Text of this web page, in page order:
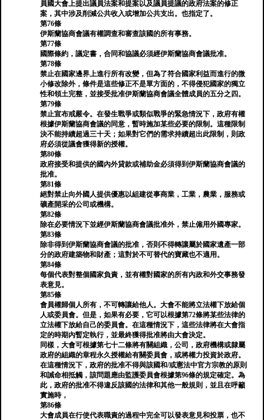
員國大會上提出議員法案和提案以及議員提議的政府法案的修正
案，其中涉及削減公共收入或增加公共支出。也指定了。
第76條
伊斯蘭協商會議有權調查和審查該國的所有事務。
第77條
國際條約，議定書，合同和協議必須經伊斯蘭協商會議批准。
第78條
禁止在國家邊界上進行所有改變，但為了符合國家利益而進行的微
小修改除外，條件是這些修正不是單方面的，不得侵犯國家的獨立
性和領土完整，並接受批准伊斯蘭協商會議全體成員的五分之四。
第79條
禁止宣布戒嚴令。在發生戰爭或類似戰爭的緊急情況下，政府有權
根據伊斯蘭協商會議的同意，暫時施加某些必要的限制。這種限制
決不能持續超過三十天；如果對它們的需求持續超出此限制，則政
府必須從議會獲得新的授權。
第80條
政府接受和提供的國內外貸款或補助金必須得到伊斯蘭協商會議的
批准。
第81條
絕對禁止向外國人提供優惠以組建從事商業，工業，農業，服務或
礦產開采的公司或機構。
第82條
除在必要情況下並經伊斯蘭協商會議批准外，禁止僱用外國專家。
第83條
除非得到伊斯蘭協商會議的批准，否則不得轉讓屬於國家遺產一部
分的政府建築物和財產；這對於不可替代的寶藏也不適用。
第84條
每個代表對整個國家負責，並有權對國家的所有內政和外交事務發
表意見。
第85條
會員權歸個人所有，不可轉讓給他人。大會不能將立法權下放給個
人或委員會。但是，如果有必要，它可以根據第72條將某些法律的
立法權下放給自己的委員會。在這種情況下，這些法律將在大會指
定的時期內暫定執行，並最終獲得批准將由大會決定。
同樣，大會可根據第七十二條將有關組織，公司，政府機構或隸屬
政府的組織的章程永久授權給有關委員會，或將權力投資於政府。
在這種情況下，政府的批准不得與該國和​​/或憲法中官方宗教的原則
和誡命相抵觸，該問題應由監護委員會根據第96條的規定確定。為
此，政府的批准不得違反該國的法律和其他一般規則，並且在呼籲
實施時，
第86條
大會成員在行使代表職責的過程中完全可以發表意見和投票，也不